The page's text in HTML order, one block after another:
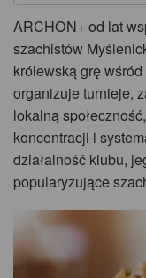
ARCHON+ od lat
szachistów
królewską grę
organizuje turnieje,
lokalną
koncentracji i
działalność klubu,
popularyzujące